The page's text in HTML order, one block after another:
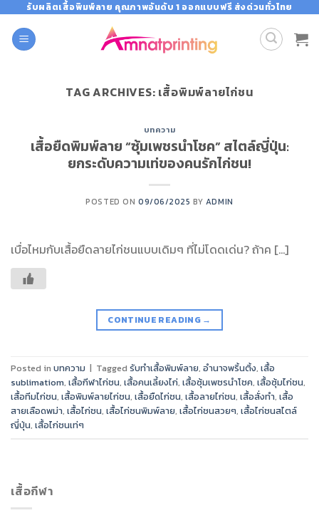
content
รับผลิตเสื้อพิมพ์ลาย คุณภาพอันดับ 1 ออกแบบฟรี ส่งด่วนทั่วไทย
TAG ARCHIVES: เสื้อพิมพ์ลายไก่ชน
บทความ
เสื้อยืดพิมพ์ลาย “ซุ้มเพชรนำโชค” สไตล์ญี่ปุ่น:
ยกระดับความเท่ของคนรักไก่ชน!
POSTED ON 09/06/2025 BY ADMIN
เบื่อไหมกับเสื้อยืดลายไก่ชนแบบเดิมๆ ที่ไม่โดดเด่น? ถ้าค […]
CONTINUE READING →
Posted in บทความ | Tagged รับทำเสื้อพิมพ์ลาย, อำนาจพริ้นติ้ง, เสื้อ
sublimatiom, เสื้อกีฬาไก่ชน, เสื้อคนเลี้ยงไก่, เสื้อซุ้มเพชรนำโชค, เสื้อซุ้มไก่ชน,
เสื้อทีมไก่ชน, เสื้อพิมพ์ลายไก่ชน, เสื้อยืดไก่ชน, เสื้อลายไก่ชน, เสื้อสั่งทำ, เสื้อ
สายเลือดพม่า, เสื้อไก่ชน, เสื้อไก่ชนพิมพ์ลาย, เสื้อไก่ชนสวยๆ, เสื้อไก่ชนสไตล์
ญี่ปุ่น, เสื้อไก่ชนเท่ๆ
เสื้อกีฬา